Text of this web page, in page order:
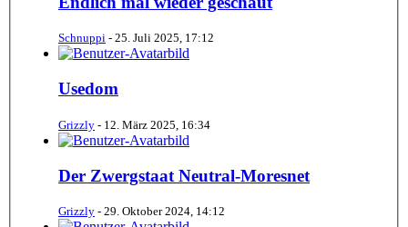
Schnuppi - 25. Juli 2025, 17:12
Usedom
Grizzly - 12. März 2025, 16:34
Der Zwergstaat Neutral-Moresnet
Grizzly - 29. Oktober 2024, 14:12